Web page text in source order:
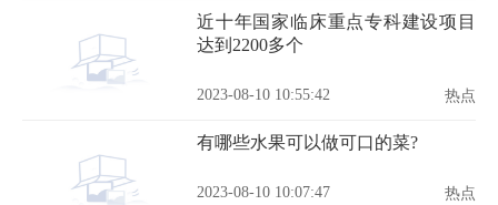
近十年国家临床重点专科建设项目
达到2200多个
2023-08-10 10:55:42 热点
有哪些水果可以做可口的菜?
2023-08-10 10:07:47 热点